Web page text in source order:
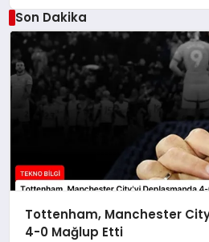
Son Dakika
Tottenham, Manchester
4-0 Mağlup Etti